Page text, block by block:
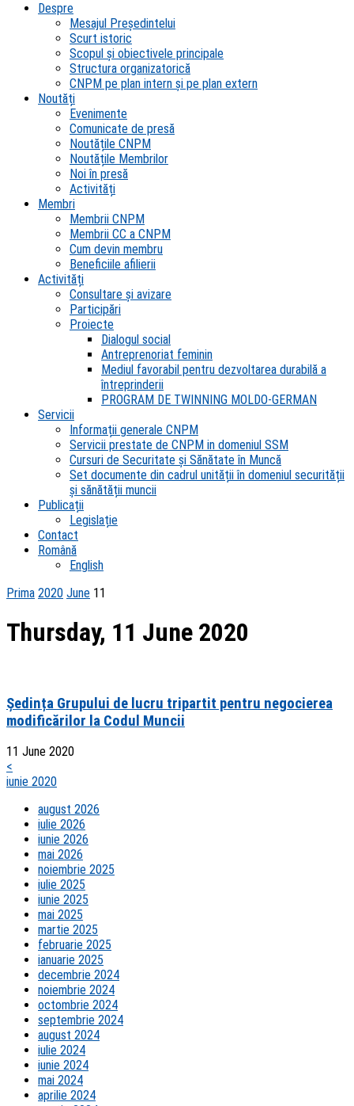
Despre
Mesajul Președintelui
Scurt istoric
Scopul şi obiectivele principale
Structura organizatorică
CNPM pe plan intern şi pe plan extern
Noutăți
Evenimente
Comunicate de presă
Noutățile CNPM
Noutățile Membrilor
Noi în presă
Activități
Membri
Membrii CNPM
Membrii CC a CNPM
Cum devin membru
Beneficiile afilierii
Activități
Consultare și avizare
Participări
Proiecte
Dialogul social
Antreprenoriat feminin
Mediul favorabil pentru dezvoltarea durabilă a
întreprinderii
PROGRAM DE TWINNING MOLDO-GERMAN
Servicii
Informații generale CNPM
Servicii prestate de CNPM in domeniul SSM
Cursuri de Securitate și Sănătate în Muncă
Set documente din cadrul unității în domeniul securității
și sănătății muncii
Publicații
Legislație
Contact
Română
English
Prima 2020 June 11
Thursday, 11 June 2020
Ședința Grupului de lucru tripartit pentru negocierea
modificărilor la Codul Muncii
11 June 2020
<
iunie 2020
august 2026
iulie 2026
iunie 2026
mai 2026
noiembrie 2025
iulie 2025
iunie 2025
mai 2025
martie 2025
februarie 2025
ianuarie 2025
decembrie 2024
noiembrie 2024
octombrie 2024
septembrie 2024
august 2024
iulie 2024
iunie 2024
mai 2024
aprilie 2024